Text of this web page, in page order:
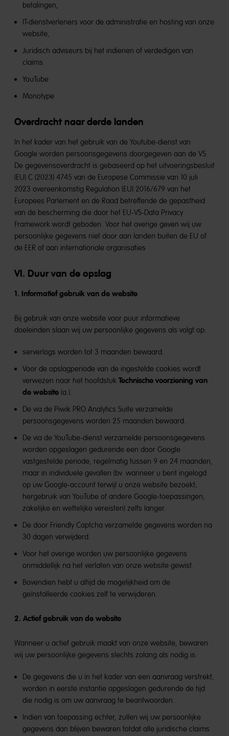
betalingen,
IT-dienstverleners voor de administratie en hosting van onze
website,
Juridisch adviseurs bij het indienen of verdedigen van
claims.
YouTube
Monotype
Overdracht naar derde landen
In het kader van het gebruik van de Youtube-dienst van
Google worden persoonsgegevens doorgegeven aan de VS.
De gegevensoverdracht is gebaseerd op het uitvoeringsbesluit
(EU) C (2023) 4745 van de Europese Commissie van 10 juli
2023 overeenkomstig Regulation (EU) 2016/679 van het
Europees Parlement en de Raad betreffende de gepastheid
van de bescherming die door het EU-VS-Data Privacy
Framework wordt geboden. Voor het overige geven wij uw
persoonlijke gegevens niet door aan landen buiten de EU of
de EER of aan internationale organisaties
VI. Duur van de opslag
1. Informatief gebruik van de website
Bij gebruik van onze website voor puur informatieve
doeleinden slaan wij uw persoonlijke gegevens als volgt op:
serverlogs worden tot 3 maanden bewaard.
Voor de opslagperiode van de ingestelde cookies wordt
verwezen naar het hoofdstuk Technische voorziening van
de website (a.).
De via de Piwik PRO Analytics Suite verzamelde
persoonsgegevens worden 25 maanden bewaard.
De via de YouTube-dienst verzamelde persoonsgegevens
worden opgeslagen gedurende een door Google
vastgestelde periode, regelmatig tussen 9 en 24 maanden,
maar in individuele gevallen (bv. wanneer u bent ingelogd
op uw Google-account terwijl u onze website bezoekt;
hergebruik van YouTube of andere Google-toepassingen;
zakelijke en wettelijke vereisten) zelfs langer.
De door Friendly Captcha verzamelde gegevens worden na
30 dagen verwijderd.
Voor het overige worden uw persoonlijke gegevens
onmiddellijk na het verlaten van onze website gewist.
Bovendien hebt u altijd de mogelijkheid om de
geïnstalleerde cookies zelf te verwijderen.
2. Actief gebruik van de website
Wanneer u actief gebruik maakt van onze website, bewaren
wij uw persoonlijke gegevens slechts zolang als nodig is:
De gegevens die u in het kader van een aanvraag verstrekt,
worden in eerste instantie opgeslagen gedurende de tijd
die nodig is om uw aanvraag te beantwoorden.
Indien van toepassing echter, zullen wij uw persoonlijke
gegevens dan blijven bewaren totdat alle juridische claims